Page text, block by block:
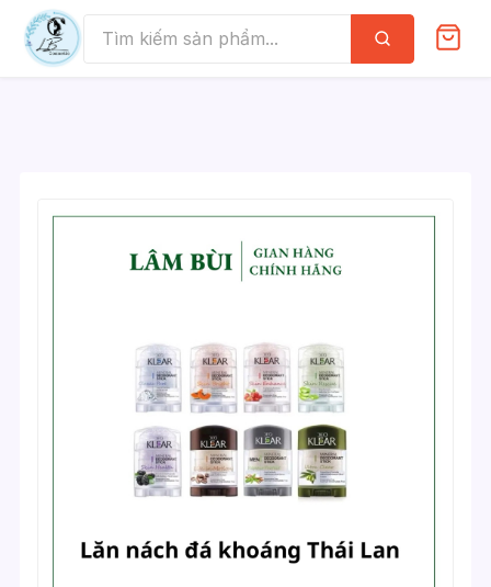
Skip
content
Tìm
kiếm